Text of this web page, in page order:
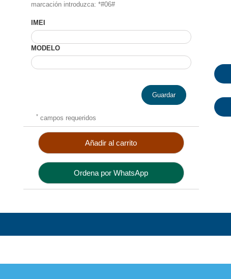
marcación introduzca: *#06#
IMEI
MODELO
Guardar
* campos requeridos
Añadir al carrito
Ordena por WhatsApp